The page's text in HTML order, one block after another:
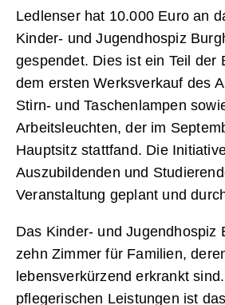
Ledlenser hat 10.000 Euro an
Kinder- und Jugendhospiz
gespendet. Dies ist ein Teil der
dem ersten Werksverkauf des
Stirn- und Taschenlampen
Arbeitsleuchten, der im
Hauptsitz stattfand. Die
Auszubildenden und
Veranstaltung geplant und
Das Kinder- und Jugendhospiz
zehn Zimmer für Familien,
lebensverkürzend erkrankt
pflegerischen Leistungen ist